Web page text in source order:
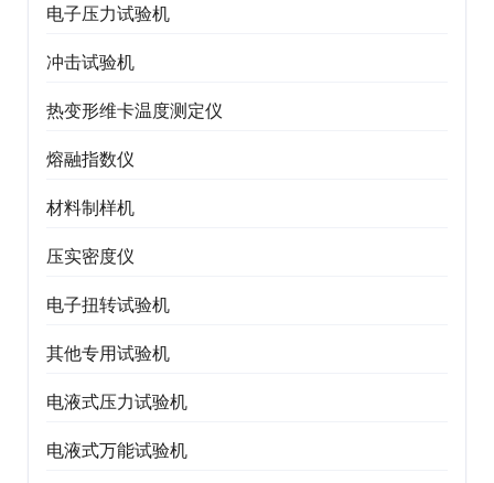
电子压力试验机
冲击试验机
热变形维卡温度测定仪
熔融指数仪
材料制样机
压实密度仪
电子扭转试验机
其他专用试验机
电液式压力试验机
电液式万能试验机